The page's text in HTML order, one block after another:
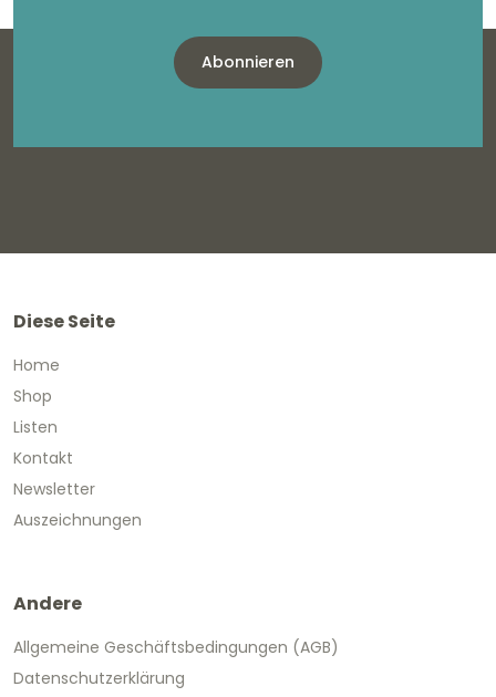
Abonnieren
Diese Seite
Home
Shop
Listen
Kontakt
Newsletter
Auszeichnungen
Andere
Allgemeine Geschäftsbedingungen (AGB)
Datenschutzerklärung